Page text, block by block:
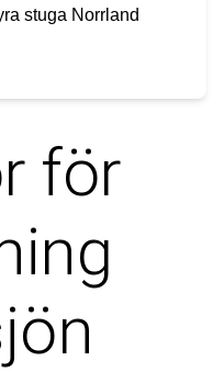
stuga Norrland
för